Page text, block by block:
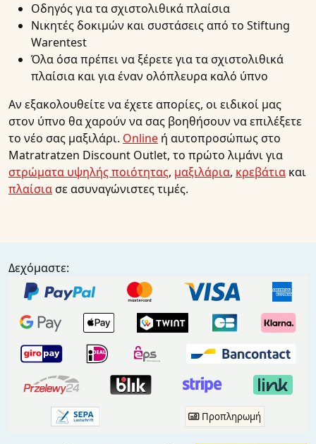
Οδηγός για τα σχιστολιθικά πλαίσια
Νικητές δοκιμών και συστάσεις από το Stiftung
Warentest
Όλα όσα πρέπει να ξέρετε για τα σχιστολιθικά
πλαίσια και για έναν ολόπλευρα καλό ύπνο
Αν εξακολουθείτε να έχετε απορίες, οι ειδικοί μας
στον ύπνο θα χαρούν να σας βοηθήσουν να επιλέξετε
το νέο σας μαξιλάρι. Online ή αυτοπροσώπως στο
Matratratzen Discount Outlet, το πρώτο λιμάνι για
στρώματα υψηλής ποιότητας, μαξιλάρια, κρεβάτια και
πλαίσιασε ασυναγώνιστες τιμές.
Δεχόμαστε:
Προπληρωμή